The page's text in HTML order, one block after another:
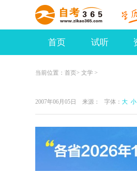
首页 试听
当前位置： 首页> 文学 >
2007年06月05日 来源： 字体： 大 小